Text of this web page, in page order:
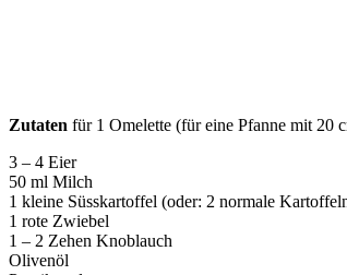
Zutaten für 1 Omelette (für eine Pfanne mit 20
3 – 4 Eier
50 ml Milch
1 kleine Süsskartoffel (oder: 2 normale
1 rote Zwiebel
1 – 2 Zehen Knoblauch
Olivenöl